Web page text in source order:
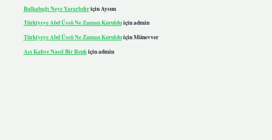
Balkabağı Neye Yararlıdıriçin Aysun
Türkiyeye Abd Üssü Ne Zaman Kurulduiçinadmin
Türkiyeye Abd Üssü Ne Zaman KurulduiçinMünevver
Acı Kahve Nasıl Bir Renkiçinadmin